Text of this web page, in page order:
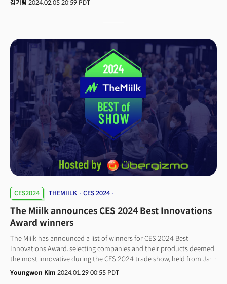
다하겠다”고 말했다. 이날 도민 보고대회는 지난 1월 9~12일(현지시간) 미국
라스베이거스에서 열린 CES2024에서 나온 미래 신기술과 혁신 제품 등을
도민들과 공유하고, 오는 CES2025에 참여를 계획하고 있는 도내
스타트업들의 지원 및 대학생 참여기회 확대를 위해 마련됐다.김관영
도지사와 나인권 전북특별자치도의회 농산업경제위원장, 양오봉 전북대총장,
이규택 전북테크노파크 원장, 강영재 전북창조경제혁신센터장, 서난이
전북의회 농산업경제위원회 위원, 이종석 CES2024 참여 스타트업, 연구기관
및 도내 대학생 등 160여명이 참석했다. CES2024에 한국의 여러 지자체와
대중소 기업, 스타트업들이 참가했지만 도내 자체 디브리핑(보고대회)를
개최한 지자체는 전북특별자치도가 처음이다. 행사는 사전 전시장 투어로
시작, 기업전시관(전북공동관 8개, 전북지역대학 LINC공동관 8개), 드론축구
홍보관, CES 이미지 배경 포토존을 이용 후 초청강연, 참가기업 리뷰, 정책제언
순으로 진행됐다.특히 기업전시관에서는 CES2024에서 글로벌 시장에
선보인 전북공동관 참가 8개 기업과, 전북지역대학 LINC사업단 기술이전 8개
시간을 가졌다.
김기림 2024.02.05 20:59 PDT
CES2024 THEMIILK
CES 2024
CES 2024 BEST INNOVATION AWARDS
The Miilk announces CES 2024 Best Innovations
Award winners
The Miilk has announced a list of winners for CES 2024 Best
Innovations Award, selecting companies and their products deemed
the most innovative during the CES 2024 trade show, held from Jan
10-12, with collaborate with Ubergizmo. The media company has
become the official media partner of CTA, the organizer of the annual
Youngwon Kim 2024.01.29 00:55 PDT